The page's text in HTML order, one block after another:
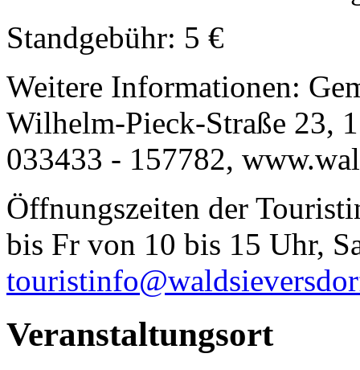
Standgebühr: 5 €
Weitere Informationen:
Wilhelm-Pieck-Straße 23,
033433 - 157782,
Öffnungszeiten der
bis Fr von 10 bis 15 Uhr,
Veranstaltungsort